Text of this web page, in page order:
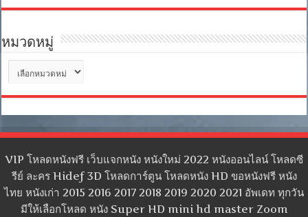
หมวดหมู่
หมวด
หมู่
VIP โหลดหนังฟรี เว็บแจกหนัง หนังใหม่ 2022 หนังออนไลน์ โหลดซี
รีย์ ละคร Hidef 3D โหลดการ์ตูน โหลดหนัง HD ขอหนังฟรี หนัง
ไทย หนังเก่า 2015 2016 2017 2018 2019 2020 2021 อัพเดท ทุกวัน
มีให้เลือกโหลด หนัง Super HD mini hd master Zoom